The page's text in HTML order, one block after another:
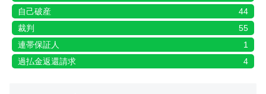
自己破産
44
裁判
55
連帯保証人
1
過払金返還請求
4